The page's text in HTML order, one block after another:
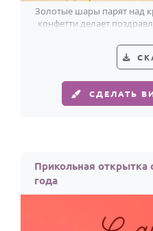
Золотые шары парят над
конфетти делает
СДЕЛАТЬ
Прикольная
года